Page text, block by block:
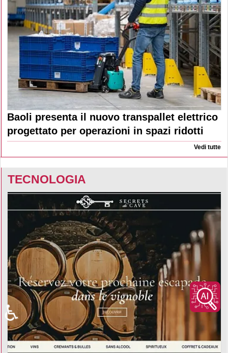
Baoli presenta il nuovo transpallet elettrico
progettato per operazioni in spazi ridotti
Vedi tutte
TECNOLOGIA